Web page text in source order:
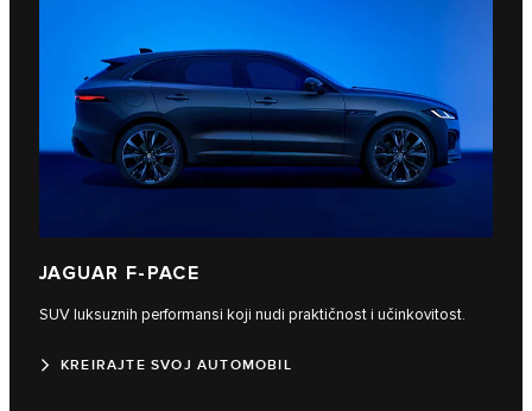
JAGUAR F-PACE
SUV luksuznih performansi koji nudi praktičnost i učinkovitost.
KREIRAJTE SVOJ AUTOMOBIL